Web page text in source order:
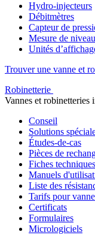
Hydro-injecteurs
Débitmètres
Capteur de
Mesure de niveau
Unités
Trouver une vanne et
Robinetterie
Vannes et
Conseil
Solutions
Études-de-cas
Pièces de
Fiches techniques
Manuels
Liste des
Tarifs pour
Certificats
Formulaires
Micrologiciels